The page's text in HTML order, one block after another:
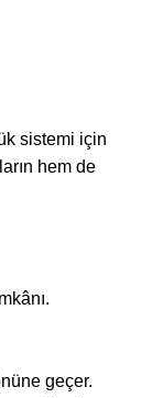
sistemi için
hem de
geçer.